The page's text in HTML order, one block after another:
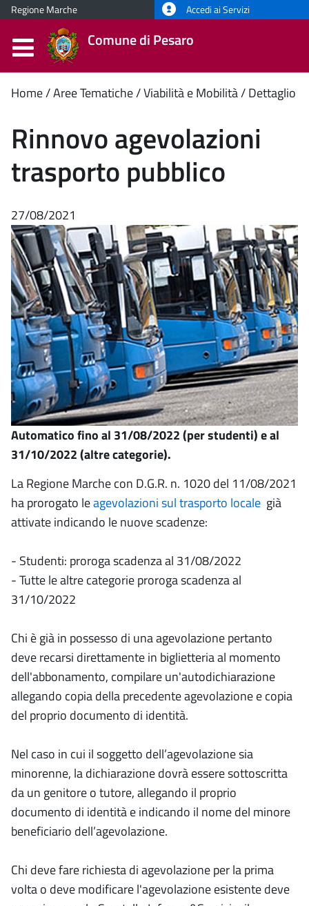
Regione Marche Accedi ai Servizi
Comune di Pesaro
Contenuto
principale
Home Aree Tematiche Viabilità e Mobilità Dettaglio
Rinnovo agevolazioni
trasporto pubblico
27/08/2021
Automatico fino al 31/08/2022 (per studenti) e al
31/10/2022 (altre categorie).
La Regione Marche con D.G.R. n. 1020 del 11/08/2021
ha prorogato leagevolazioni sul trasporto locale già
attivate indicando le nuove scadenze:
- Studenti: proroga scadenza al 31/08/2022
- Tutte le altre categorie proroga scadenza al
31/10/2022
Chi è già in possesso di una agevolazione pertanto
deve recarsi direttamente in biglietteria al momento
dell'abbonamento, compilare un'autodichiarazione
allegando copia della precedente agevolazione e copia
del proprio documento di identità.
Nel caso in cui il soggetto dell’agevolazione sia
minorenne, la dichiarazione dovrà essere sottoscritta
da un genitore o tutore, allegando il proprio
documento di identità e indicando il nome del minore
beneficiario dell’agevolazione.
Chi deve fare richiesta di agevolazione per la prima
volta o deve modificare l'agevolazione esistente deve